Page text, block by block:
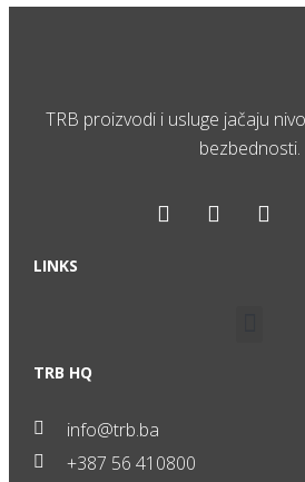
TRB proizvodi i usluge jačaju
bezbednosti.
LINKS
TRB HQ
info@trb.ba
+387 56 410800